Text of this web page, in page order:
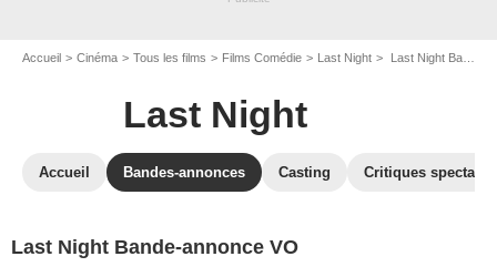
Accueil Cinéma Tous les films Films Comédie Last Night Last Night Bande-annonce VO
Last Night
Accueil Bandes-annonces Casting Critiques
Last Night Bande-annonce VO